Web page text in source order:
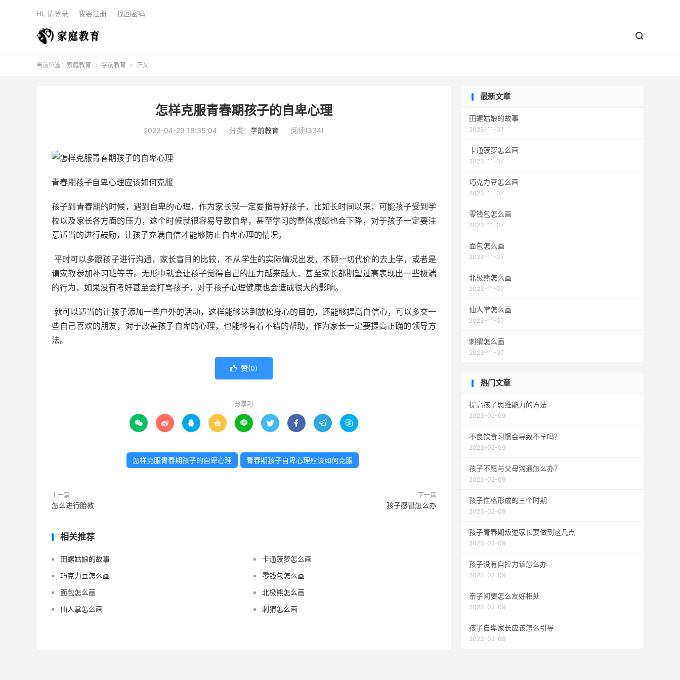

Hi, 请登录 我要注册 找回密码
当前位置： 家庭教育  学前教育  正文
怎样克服青春期孩子的自卑心理
2023-04-29 18:35:04 分类： 学前教育 阅读(334)
青春期孩子自卑心理应该如何克服
孩子到青春期的时候，遇到自卑的心理，作为家长就一定要指导好孩子，比如长时间以来，可能孩子受到学
校以及家长各方面的压力，这个时候就很容易导致自卑，甚至学习的整体成绩也会下降，对于孩子一定要注
意适当的进行鼓励，让孩子充满自信才能够防止自卑心理的情况。
平时可以多跟孩子进行沟通，家长盲目的比较，不从学生的实际情况出发，不顾一切代价的去上学，或者是
请家教参加补习班等等。无形中就会让孩子觉得自己的压力越来越大，甚至家长都期望过高表现出一些极端
的行为，如果没有考好甚至会打骂孩子，对于孩子心理健康也会造成很大的影响。
就可以适当的让孩子添加一些户外的活动，这样能够达到放松身心的目的，还能够提高自信心，可以多交一
些自己喜欢的朋友，对于改善孩子自卑的心理，也能够有着不错的帮助，作为家长一定要提高正确的领导方
法。
 赞(0)
分享到
        
怎样克服青春期孩子的自卑心理 青春期孩子自卑心理应该如何克服
上一篇
怎么进行胎教
下一篇
孩子感冒怎么办
相关推荐
田螺姑娘的故事
卡通菠萝怎么画
巧克力豆怎么画
零钱包怎么画
面包怎么画
北极熊怎么画
仙人掌怎么画
刺猬怎么画
最新文章
田螺姑娘的故事
2023-11-07
卡通菠萝怎么画
2023-11-07
巧克力豆怎么画
2023-11-07
零钱包怎么画
2023-11-07
面包怎么画
2023-11-07
北极熊怎么画
2023-11-07
仙人掌怎么画
2023-11-07
刺猬怎么画
2023-11-07
热门文章
提高孩子思维能力的方法
2023-02-09
不良饮食习惯会导致不孕吗？
2023-02-09
孩子不愿与父母沟通怎么办？
2023-02-09
孩子性格形成的三个时期
2023-02-09
孩子青春期叛逆家长要做到这几点
2023-02-09
孩子没有自控力该怎么办
2023-02-09
亲子间要怎么友好相处
2023-02-09
孩子自卑家长应该怎么引导
2023-02-09